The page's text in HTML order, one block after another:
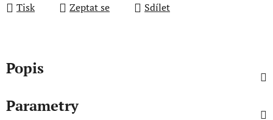
Tisk Zeptat se Sdílet
Popis
Parametry